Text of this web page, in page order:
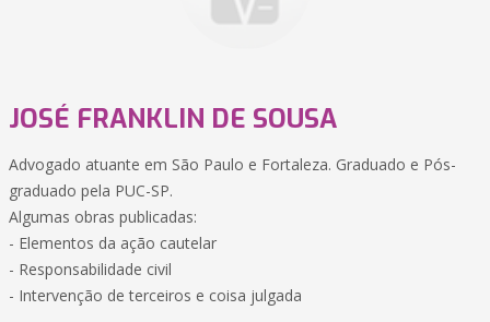
JOSÉ FRANKLIN DE SOUSA
Advogado atuante em São Paulo e Fortaleza. Graduado e Pós-
graduado pela PUC-SP.
Algumas obras publicadas:
- Elementos da ação cautelar
- Responsabilidade civil
- Intervenção de terceiros e coisa julgada